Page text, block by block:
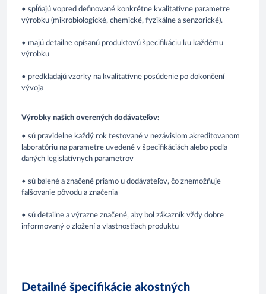
• spĺňajú vopred definované konkrétne kvalitatívne parametre
výrobku (mikrobiologické, chemické, fyzikálne a senzorické).
• majú detailne opísanú produktovú špecifikáciu ku každému
výrobku
• predkladajú vzorky na kvalitatívne posúdenie po dokončení
vývoja
Výrobky našich overených dodávateľov:
• sú pravidelne každý rok testované v nezávislom akreditovanom
laboratóriu na parametre uvedené v špecifikáciách alebo podľa
daných legislatívnych parametrov
• sú balené a značené priamo u dodávateľov, čo znemožňuje
falšovanie pôvodu a značenia
• sú detailne a výrazne značené, aby bol zákazník vždy dobre
informovaný o zložení a vlastnostiach produktu
Detailné špecifikácie akostných